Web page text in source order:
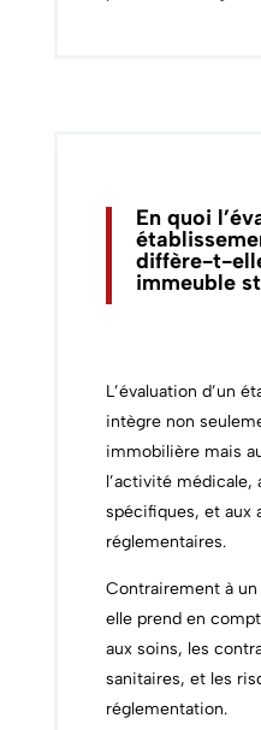
En quoi
diffère-t-
immeuble
L’évaluation d’un
intègre non
immobilière mais
l’activité médicale,
spécifiques, et aux
réglementaires.
Contrairement à
elle prend en
aux soins, les
sanitaires, et les
réglementation.